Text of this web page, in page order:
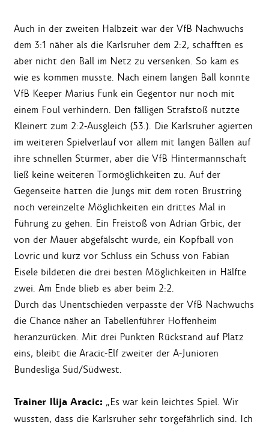
Auch in der zweiten Halbzeit war der VfB Nachwuchs
dem 3:1 näher als die Karlsruher dem 2:2, schafften es
aber nicht den Ball im Netz zu versenken. So kam es
wie es kommen musste. Nach einem langen Ball konnte
VfB Keeper Marius Funk ein Gegentor nur noch mit
einem Foul verhindern. Den fälligen Strafstoß nutzte
Kleinert zum 2:2-Ausgleich (53.). Die Karlsruher agierten
im weiteren Spielverlauf vor allem mit langen Bällen auf
ihre schnellen Stürmer, aber die VfB Hintermannschaft
ließ keine weiteren Tormöglichkeiten zu. Auf der
Gegenseite hatten die Jungs mit dem roten Brustring
noch vereinzelte Möglichkeiten ein drittes Mal in
Führung zu gehen. Ein Freistoß von Adrian Grbic, der
von der Mauer abgefälscht wurde, ein Kopfball von
Lovric und kurz vor Schluss ein Schuss von Fabian
Eisele bildeten die drei besten Möglichkeiten in Hälfte
zwei. Am Ende blieb es aber beim 2:2.
Durch das Unentschieden verpasste der VfB Nachwuchs
die Chance näher an Tabellenführer Hoffenheim
heranzurücken. Mit drei Punkten Rückstand auf Platz
eins, bleibt die Aracic-Elf zweiter der A-Junioren
Bundesliga Süd/Südwest.
Trainer Ilija Aracic: „Es war kein leichtes Spiel. Wir
wussten, dass die Karlsruher sehr torgefährlich sind. Ich